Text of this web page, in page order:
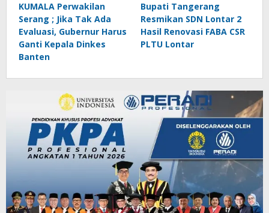
KUMALA Perwakilan
Serang ; Jika Tak Ada
Evaluasi, Gubernur Harus
Ganti Kepala Dinkes
Banten
Bupati Tangerang
Resmikan SDN Lontar 2
Hasil Renovasi FABA CSR
PLTU Lontar